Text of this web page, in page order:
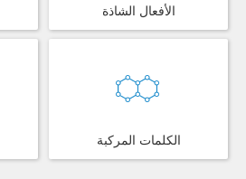
الأفعال الشاذة
الكلمات المركبة